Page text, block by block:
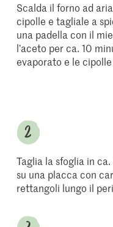
Scalda il forno ad
cipolle e tagliale a
una padella con il
l’aceto per ca. 10
evaporato e le
Taglia la sfoglia in
su una placca con
rettangoli lungo il